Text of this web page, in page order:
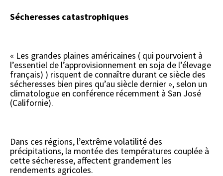
Sécheresses catastrophiques
« Les grandes plaines américaines ( qui pourvoient à
l’essentiel de l’approvisionnement en soja de l’élevage
français) ) risquent de connaître durant ce siècle des
sécheresses bien pires qu’au siècle dernier », selon un
climatologue en conférence récemment à San José
(Californie).
Dans ces régions, l’extrême volatilité des
précipitations, la montée des températures couplée à
cette sécheresse, affectent grandement les
rendements agricoles.